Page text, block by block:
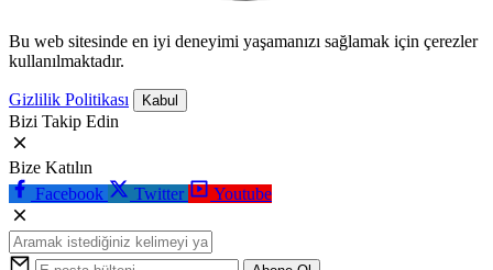
Bu web sitesinde en iyi deneyimi yaşamanızı sağlamak için çerezler
kullanılmaktadır.
Gizlilik Politikası Kabul
Bizi Takip Edin
Bize Katılın
Facebook
Twitter Youtube